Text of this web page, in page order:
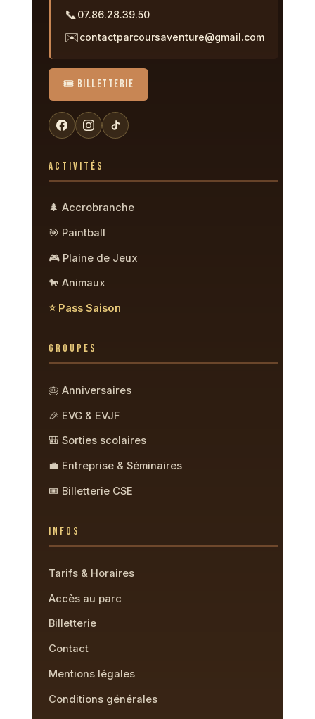
📞07.86.28.39.50
✉️contactparcoursaventure@gmail.com
🎟️ BILLETTERIE
ACTIVITÉS
🌲 Accrobranche
🎯 Paintball
🎮 Plaine de Jeux
🐎 Animaux
⭐ Pass Saison
GROUPES
🎂 Anniversaires
🎉 EVG & EVJF
🎒 Sorties scolaires
💼 Entreprise & Séminaires
🎟️ Billetterie CSE
INFOS
Tarifs & Horaires
Accès au parc
Billetterie
Contact
Mentions légales
Conditions générales